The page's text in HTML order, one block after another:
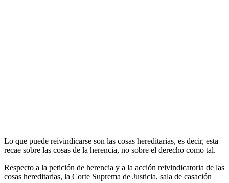
Lo que puede reivindicarse son las cosas hereditarias, es decir, esta
recae sobre las cosas de la herencia, no sobre el derecho como tal.
Respecto a la petición de herencia y a la acción reivindicatoria de las
cosas hereditarias, la Corte Suprema de Justicia, sala de casación